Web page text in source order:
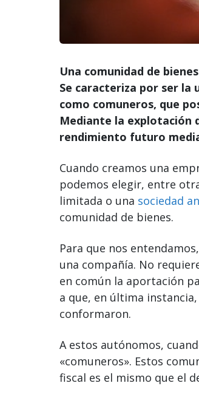
Una comunidad de
Se caracteriza por ser la
como comuneros, que
Mediante la explotación
rendimiento futuro
Cuando creamos una
podemos elegir, entre
limitada o una sociedad
comunidad de bienes.
Para que nos
una compañía. No
en común la aportación
a que, en última
conformaron.
A estos autónomos,
«comuneros». Estos
fiscal es el mismo que el